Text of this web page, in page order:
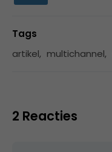
Tags
artikel, multichannel,
2 Reacties